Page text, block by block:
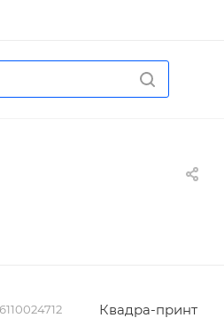
Квадра-принт